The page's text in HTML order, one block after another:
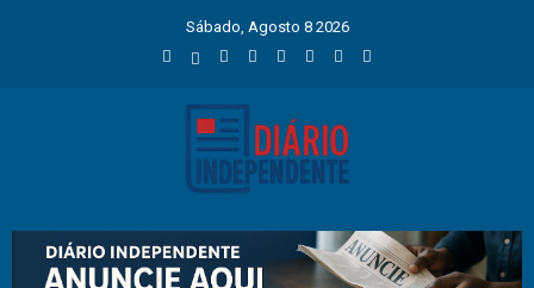
Sábado, Agosto 8 2026